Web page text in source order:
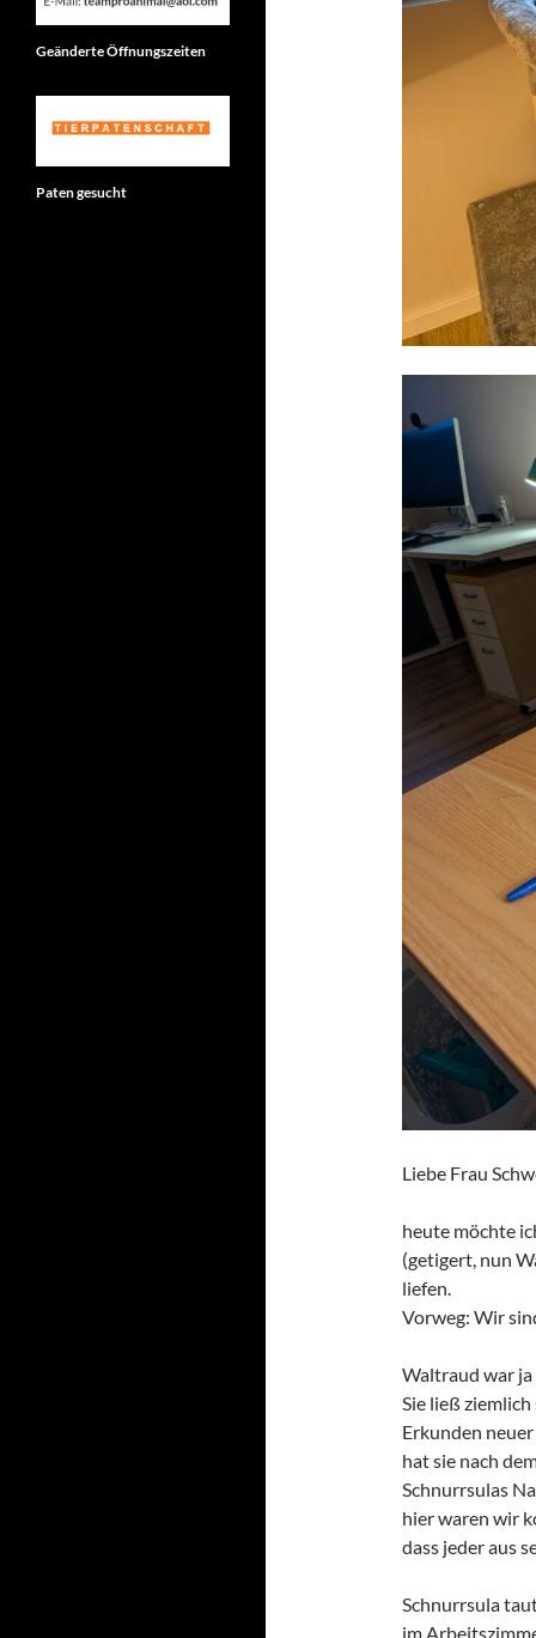
Liebe Frau
heute möchte
(getigert, nun
liefen.
Vorweg: Wir
Waltraud war ja
Sie ließ
Erkunden
hat sie nach
Schnurrsulas
hier waren wir
dass jeder aus
Schnurrsula
im
Geänderte Öffnungszeiten
Paten gesucht